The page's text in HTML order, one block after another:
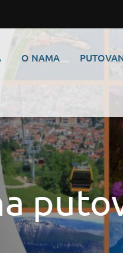
O NAMA